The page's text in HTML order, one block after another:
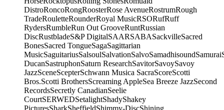
DistroRoncoRongRoosterRose AvenueRostrumRough
TradeRouletteRounderRoyal MusicRSORufRuff
RydersRumbleRun Out GrooveRuntRussian
DiscRustbladeS&P DigitalSAARSABASackvilleSacred
BonesSacred TongueSagaSagittarian
MusicSaguitariusSalsoulSalvationSalvoSamadhisoundSamurai
DucanSastruphonSaturn ResearchSavitorSavoySavoy
JazzSceneScepterSchwann Musica SacraScoreScotti
Bros.Scotti BrothersScreaming AppleSea Breeze JazzSecond
RecordsSecretly CanadianSeelie
CourtSERWEDSetalightShadyShakey